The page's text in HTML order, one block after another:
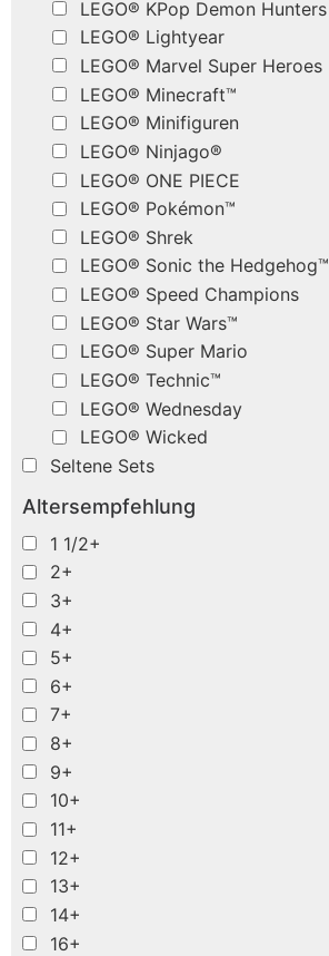
LEGO® KPop Demon Hunters
LEGO® Lightyear
LEGO® Marvel Super Heroes
LEGO® Minecraft™
LEGO® Minifiguren
LEGO® Ninjago®
LEGO® ONE PIECE
LEGO® Pokémon™
LEGO® Shrek
LEGO® Sonic the Hedgehog™
LEGO® Speed Champions
LEGO® Star Wars™
LEGO® Super Mario
LEGO® Technic™
LEGO® Wednesday
LEGO® Wicked
Seltene Sets
Altersempfehlung
1 1/2+
2+
3+
4+
5+
6+
7+
8+
9+
10+
11+
12+
13+
14+
16+